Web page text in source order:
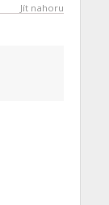
Jít nahoru